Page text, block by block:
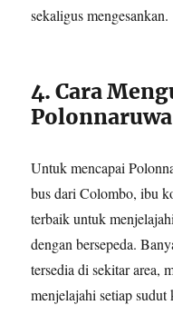
sekaligus mengesankan.
4. Cara
Polonnaruwa
Untuk mencapai
bus dari Colombo, ibu
terbaik untuk
dengan bersepeda.
tersedia di sekitar area,
menjelajahi setiap sudut